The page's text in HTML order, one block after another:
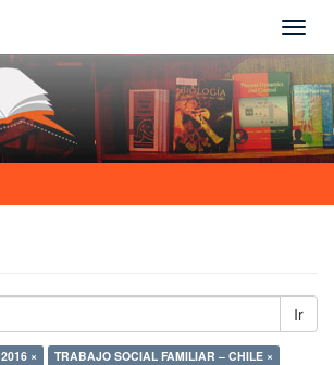
Ir
2016 ×
TRABAJO SOCIAL FAMILIAR – CHILE ×